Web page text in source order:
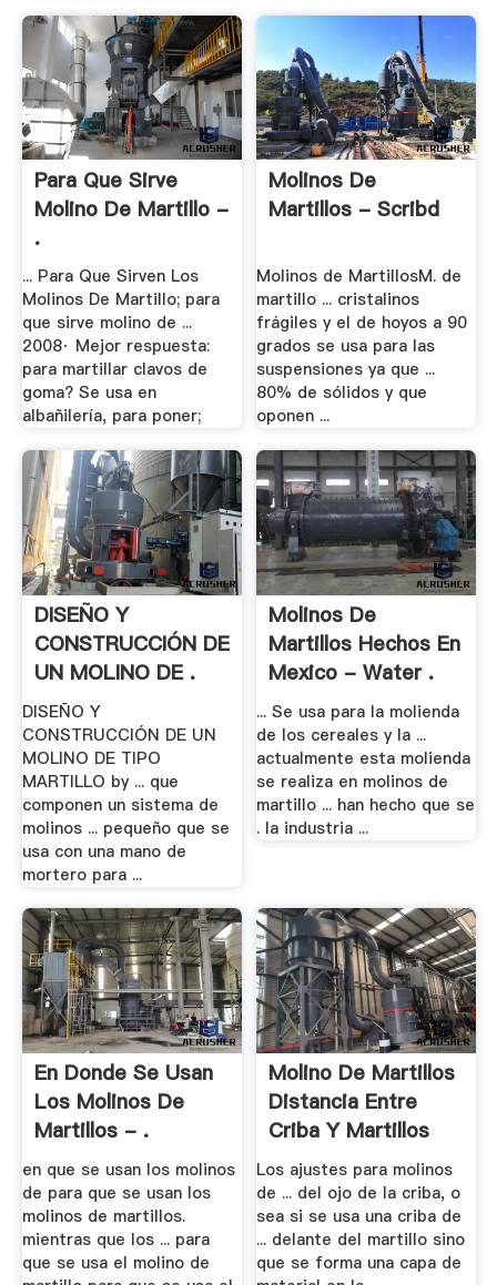
Para Que Sirve
Molino De Martillo -
.
... Para Que Sirven Los
Molinos De Martillo; para
que sirve molino de ...
2008· Mejor respuesta:
para martillar clavos de
goma? Se usa en
albañilería, para poner;
Molinos De
Martillos - Scribd
Molinos de MartillosM. de
martillo ... cristalinos
frágiles y el de hoyos a 90
grados se usa para las
suspensiones ya que ...
80% de sólidos y que
oponen ...
DISEÑO Y
CONSTRUCCIÓN DE
UN MOLINO DE .
DISEÑO Y
CONSTRUCCIÓN DE UN
MOLINO DE TIPO
MARTILLO by ... que
componen un sistema de
molinos ... pequeño que se
usa con una mano de
mortero para ...
Molinos De
Martillos Hechos En
Mexico - Water .
... Se usa para la molienda
de los cereales y la ...
actualmente esta molienda
se realiza en molinos de
martillo ... han hecho que se
. la industria ...
En Donde Se Usan
Los Molinos De
Martillos - .
en que se usan los molinos
de para que se usan los
molinos de martillos.
mientras que los ... para
que se usa el molino de
Molino De Martillos
Distancia Entre
Criba Y Martillos
Los ajustes para molinos
de ... del ojo de la criba, o
sea si se usa una criba de
... delante del martillo sino
que se forma una capa de